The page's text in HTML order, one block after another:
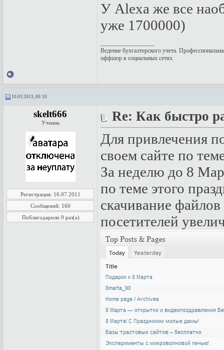
У Alexa же все
уже 1700000)
Ведение бухгалтерского учета.
оффшор в социальных сетях
10.03.2013, 00:10
skelt666
Ученик
Регистрация: 16.07.2011
Сообщений: 160
Поблагодарили 9 раз(а)
Re: Как быстро
Для привлечения
своем сайте по
За неделю до 8
по теме этого
скачивание файлов
посетителей